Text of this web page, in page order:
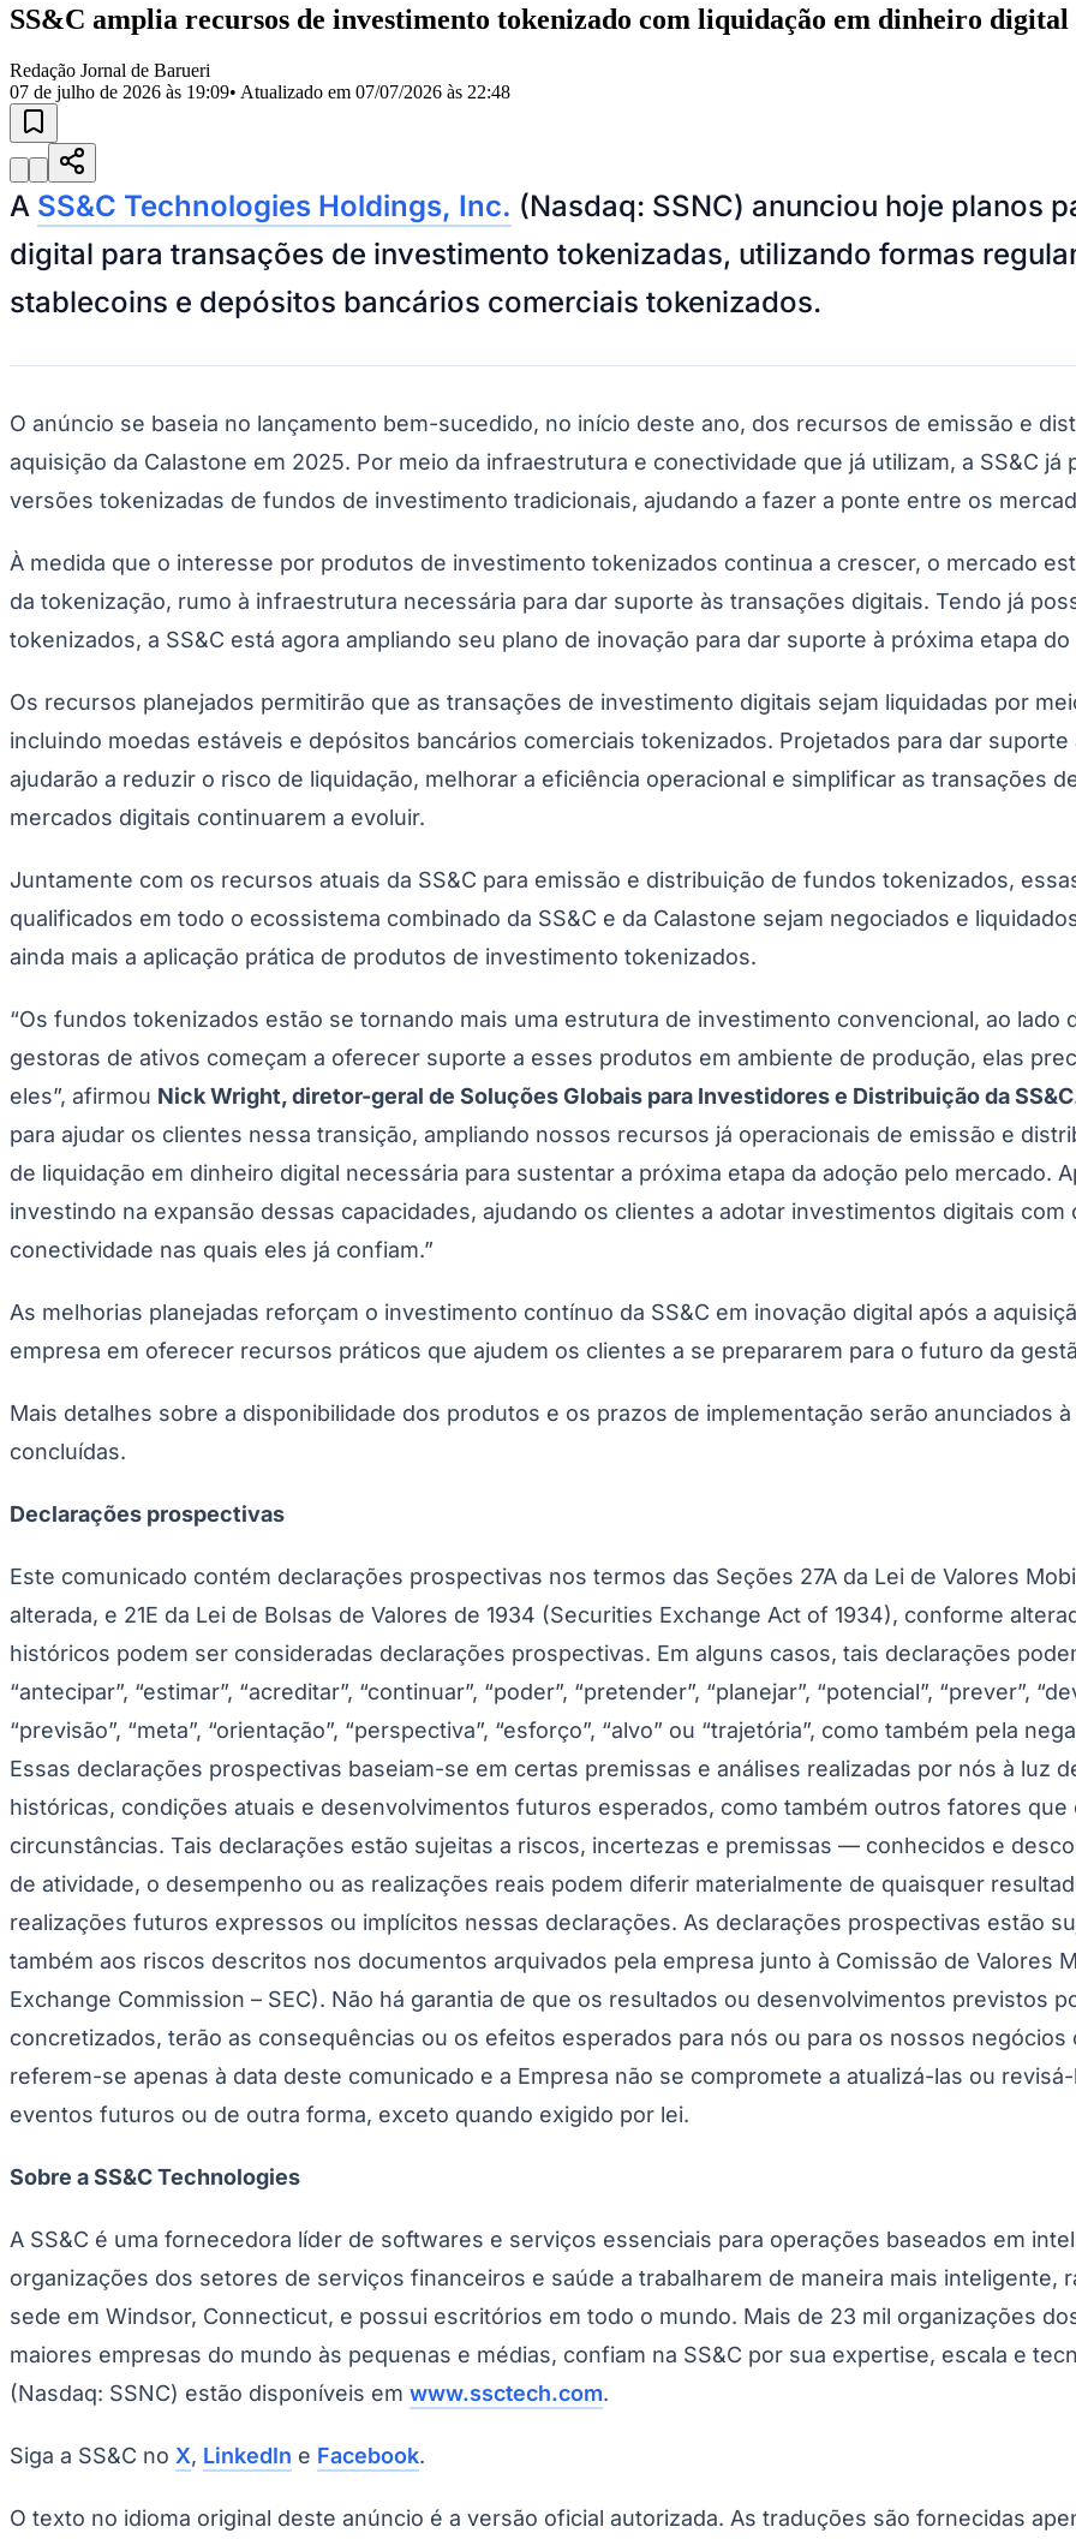
Obras
Educação
Bairros de Barueri
Selecione sua região
AldeiaAldeia da Serra
MilitarItapeviJandiraJardim AudirJardim BelvalJardim CalifórniaJardim dos AltosJardim dos CamargosJardim EsperançaJardim Graziela
CristinaJardim Maria HelenaJardim MutingaJardim ParaísoJardim Paulista Jardim Reginalice Jardim São Pedro Jardim São
AldeinhaOsascoParque dos CamargosParque ImperialParque Santa LuziaParque VianaPirapora do Bom JesusRecanto Phrynéa Santana de
Conde
Vila Engenho Novo Vila MárciaVila Nossa Sra. da Escada Vila Porto Votupoca
Para Sua Empresa
Turismo
Hospitais Estaduais
Cidades da Região
Santana de Parnaíba
Carapicuíba Jandira Pirapora do Bom Jesus Araçariguama CaieirasFranco da Rocha Francisco
Para Sua Empresa
Anuncie Regional
Vagas na RegiãoNovo
Hub de Negócios
Selo Verificado
Agenda de Vestibulares
Panorama Econômico
Panorama Econômico
Anuncie no Portal
Verificar EmpresaNovo
Anunciar VagasNovo
Publicidade Legal
NBA
Fórmula 1
UFC
Tênis (ATP)
MLB
NHL
Vôlei
Competições de Futebol
Brasileirão Série A
Paulistão
Sul-Americana
Champions League
Premier League
La Liga
Bundesliga
Mundial 2026
Times - Ir direto
SS&C amplia recursos de investimento tokenizado com liquidação em dinheiro digital
Redação Jornal de Barueri
07 de julho de 2026 às 19:09• Atualizado em 07/07/2026 às 22:48
A SS&C Technologies Holdings, Inc. (Nasdaq: SSNC) anunciou hoje planos
digital para transações de investimento tokenizadas, utilizando formas
stablecoins e depósitos bancários comerciais tokenizados.
O anúncio se baseia no lançamento bem-sucedido, no início deste ano, dos recursos de emissão e
aquisição da Calastone em 2025. Por meio da infraestrutura e conectividade que já utilizam, a SS&C
versões tokenizadas de fundos de investimento tradicionais, ajudando a fazer a ponte entre os
À medida que o interesse por produtos de investimento tokenizados continua a crescer, o mercado
da tokenização, rumo à infraestrutura necessária para dar suporte às transações digitais. Tendo já
tokenizados, a SS&C está agora ampliando seu plano de inovação para dar suporte à próxima etapa
Os recursos planejados permitirão que as transações de investimento digitais sejam liquidadas por
incluindo moedas estáveis e depósitos bancários comerciais tokenizados. Projetados para dar
ajudarão a reduzir o risco de liquidação, melhorar a eficiência operacional e simplificar as transações
mercados digitais continuarem a evoluir.
Juntamente com os recursos atuais da SS&C para emissão e distribuição de fundos tokenizados,
qualificados em todo o ecossistema combinado da SS&C e da Calastone sejam negociados e
ainda mais a aplicação prática de produtos de investimento tokenizados.
“Os fundos tokenizados estão se tornando mais uma estrutura de investimento convencional, ao lado
gestoras de ativos começam a oferecer suporte a esses produtos em ambiente de produção, elas
eles”, afirmou Nick Wright, diretor-geral de Soluções Globais para Investidores e Distribuição da SS&C
para ajudar os clientes nessa transição, ampliando nossos recursos já operacionais de emissão e
de liquidação em dinheiro digital necessária para sustentar a próxima etapa da adoção pelo mercado.
investindo na expansão dessas capacidades, ajudando os clientes a adotar investimentos digitais
conectividade nas quais eles já confiam.”
As melhorias planejadas reforçam o investimento contínuo da SS&C em inovação digital após a
empresa em oferecer recursos práticos que ajudem os clientes a se prepararem para o futuro da
Mais detalhes sobre a disponibilidade dos produtos e os prazos de implementação serão anunciados
concluídas.
Declarações prospectivas
Este comunicado contém declarações prospectivas nos termos das Seções 27A da Lei de Valores
alterada, e 21E da Lei de Bolsas de Valores de 1934 (Securities Exchange Act of 1934), conforme
históricos podem ser consideradas declarações prospectivas. Em alguns casos, tais declarações
“antecipar”, “estimar”, “acreditar”, “continuar”, “poder”, “pretender”, “planejar”, “potencial”, “prever”,
“previsão”, “meta”, “orientação”, “perspectiva”, “esforço”, “alvo” ou “trajetória”, como também pela
Essas declarações prospectivas baseiam-se em certas premissas e análises realizadas por nós à luz
históricas, condições atuais e desenvolvimentos futuros esperados, como também outros fatores
circunstâncias. Tais declarações estão sujeitas a riscos, incertezas e premissas — conhecidos e
de atividade, o desempenho ou as realizações reais podem diferir materialmente de quaisquer
realizações futuros expressos ou implícitos nessas declarações. As declarações prospectivas estão
também aos riscos descritos nos documentos arquivados pela empresa junto à Comissão de Valores
Exchange Commission – SEC). Não há garantia de que os resultados ou desenvolvimentos previstos
concretizados, terão as consequências ou os efeitos esperados para nós ou para os nossos
referem-se apenas à data deste comunicado e a Empresa não se compromete a atualizá-las ou
eventos futuros ou de outra forma, exceto quando exigido por lei.
Sobre a SS&C Technologies
A SS&C é uma fornecedora líder de softwares e serviços essenciais para operações baseados em
organizações dos setores de serviços financeiros e saúde a trabalharem de maneira mais inteligente,
sede em Windsor, Connecticut, e possui escritórios em todo o mundo. Mais de 23 mil organizações
maiores empresas do mundo às pequenas e médias, confiam na SS&C por sua expertise, escala e
(Nasdaq: SSNC) estão disponíveis em www.ssctech.com.
Siga a SS&C no X, LinkedIn e Facebook.
O texto no idioma original deste anúncio é a versão oficial autorizada. As traduções são fornecidas